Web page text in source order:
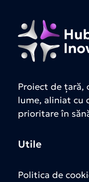
Proiect de țară,
lume, aliniat cu
prioritare în
Utile
Politica de